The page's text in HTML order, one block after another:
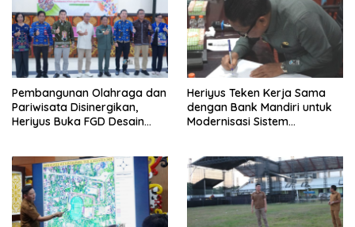
Pembangunan Olahraga dan
Pariwisata Disinergikan,
Heriyus Buka FGD Desain
Heriyus Teken Kerja Sama
dengan Bank Mandiri untuk
Modernisasi Sistem